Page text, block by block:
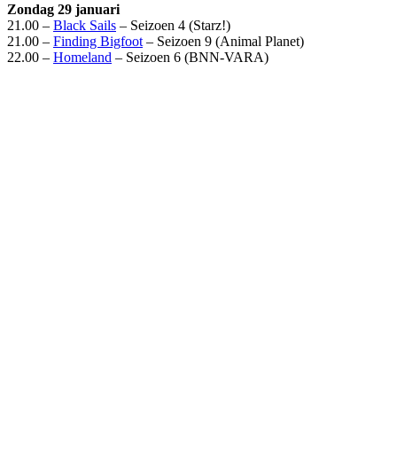
Zondag 29 januari
21.00 – Black Sails – Seizoen 4 (Starz!)
21.00 – Finding Bigfoot – Seizoen 9 (Animal Planet)
22.00 – Homeland – Seizoen 6 (BNN-VARA)